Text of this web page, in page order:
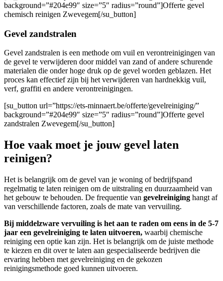
background=”#204e99″ size=”5″ radius=”round”]Offerte gevel
chemisch reinigen Zwevegem[/su_button]
Gevel zandstralen
Gevel zandstralen is een methode om vuil en verontreinigingen van
de gevel te verwijderen door middel van zand of andere schurende
materialen die onder hoge druk op de gevel worden geblazen. Het
proces kan effectief zijn bij het verwijderen van hardnekkig vuil,
verf, graffiti en andere verontreinigingen.
[su_button url=”https://ets-minnaert.be/offerte/gevelreiniging/”
background=”#204e99″ size=”5″ radius=”round”]Offerte gevel
zandstralen Zwevegem[/su_button]
Hoe vaak moet je jouw gevel laten
reinigen?
Het is belangrijk om de gevel van je woning of bedrijfspand
regelmatig te laten reinigen om de uitstraling en duurzaamheid van
het gebouw te behouden. De frequentie van gevelreiniging hangt af
van verschillende factoren, zoals de mate van vervuiling.
Bij middelzware vervuiling is het aan te raden om eens in de 5-7
jaar een gevelreiniging te laten uitvoeren, waarbij chemische
reiniging een optie kan zijn. Het is belangrijk om de juiste methode
te kiezen en dit over te laten aan gespecialiseerde bedrijven die
ervaring hebben met gevelreiniging en de gekozen
reinigingsmethode goed kunnen uitvoeren.